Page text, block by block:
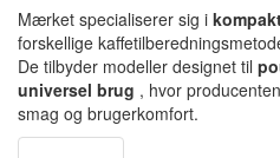
Mærket specialiserer sig i
forskellige
De tilbyder modeller designet til
universel brug , hvor
smag og brugerkomfort.